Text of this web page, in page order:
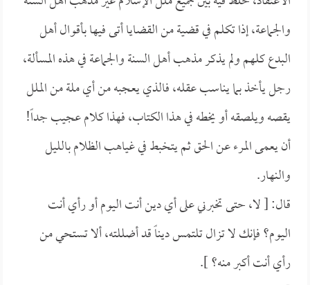
والجماعة، إذا تكلم في قضية من القضايا أتى فيها بأقوال أهل
البدع كلهم ولم يذكر مذهب أهل السنة والجماعة في هذه المسألة،
رجل يأخذ بما يناسب عقله، فالذي يعجبه من أي ملة من الملل
يقصه ويلصقه أو يخطه في هذا الكتاب، فهذا كلام عجيب جداً!
أن يعمى المرء عن الحق ثم يتخبط في غياهب الظلام بالليل
والنهار.
قال: [ لا، حتى تخبرني على أي دين أنت اليوم أو رأي أنت
اليوم؟ فإنك لا تزال تلتمس ديناً قد أضللته، ألا تستحي من
رأي أنت أكبر منه؟ ].